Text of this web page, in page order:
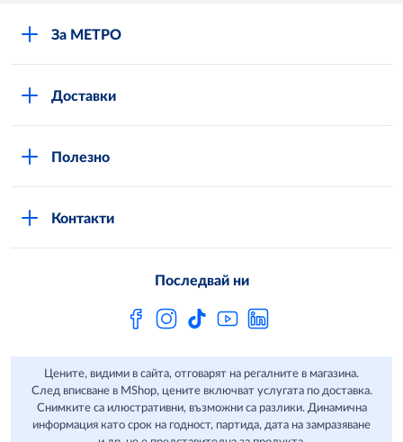
За МЕТРО
METRO AG
Доставки
Полезно
Контакти
Последвай ни
Цените, видими в сайта, отговарят на регалните в магазина.
След вписване в MShop, цените включват услугата по доставка.
Снимките са илюстративни, възможни са разлики. Динамична
информация като срок на годност, партида, дата на замразяване